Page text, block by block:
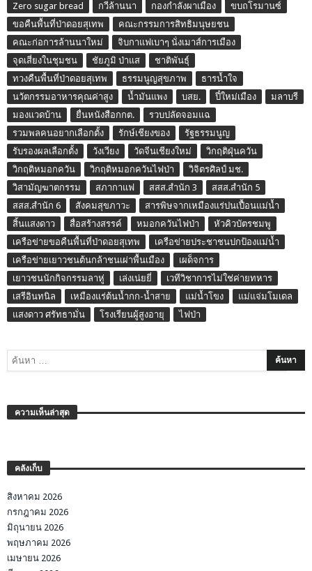
Zero sugar bread
กวีล้านนา กองกำลังผาเมือง
ขบถโรมานซ์
ขอคืนพื้นที่ป่าดอยสุเทพ
คณะกรรมการสิทธิมนุษยชน
คณะก่อการล้านนาใหม่
จิบกาแฟเบาๆ นั่งเมาส์การเมือง
จุดเสี่ยงในชุมชน
ชัยภูมิ ป่าแส
ชาติพันธุ์
ทวงคืนพื้นที่ป่าดอยสุเทพ
ธรรมนูญสุขภาพ
ธารน้ำใจ
นวัตกรรมอาหารคุณค่าสูง
น้ำมันแพง บสย. ปี๋ใหม่เมือง
มลาบรี
มองแวดบ้าน
ยื่นหนังสือกกต.
รวบปลัดจอมแฉ
รวมพลคนอยากเลือกตั้ง
รักษ์เชียงของ
รัฐธรรมนูญ
รับรองผลเลือกตั้ง
วังเวียง วัดจีนเชียงใหม่
วิกฤติฝุ่นควัน
วิกฤติหมอกควัน
วิกฤติหมอกควันไฟป่า
วิจิตรศิลป์ มช.
วิสามัญฆาตกรรม
สภากาแฟ สสส.สำนัก 3
สสส.สำนัก 5
สสส.สำนัก 6
สังคมสุขภาวะ
สารพิษจากเหมืองแร่ปนเปื้อนแม่น้ำ
สิ้นแสงดาว
สื่อสร้างสรรค์ หมอกควันไฟป่า
หัวคิวบัตรชมพู
เครือข่ายขอคืนพื้นที่ป่าดอยสุเทพ
เครือข่ายประชาชนปกป้องแม่น้ำ
เครือข่ายเยาวชนต้นกล้าชนเผ่าพื้นเมือง
เผด็จการ
เยาวชนนักกิจกรรมลาหู่
เล่งเน่ยยี่
เวทีวิชาการไม่ใช่ค่ายทหาร
เสรีอินทนิล
เหมืองแร่ต้นน้ำกก-น้ำสาย แม่น้ำโขง
แม่แจ่มโมเดล
แสงดาว ศรัทธามั่น
โรงเรียนผู้สูงอายุ ไฟป่า
ความเห็นล่าสุด
คลังเก็บ
สิงหาคม 2026
กรกฎาคม 2026
มิถุนายน 2026
พฤษภาคม 2026
เมษายน 2026